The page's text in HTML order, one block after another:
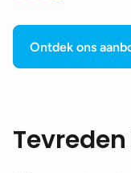
Ontdek ons